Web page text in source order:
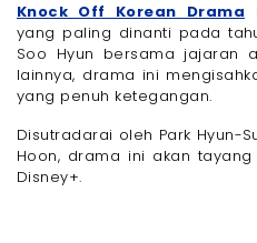
Knock Off Korean Drama
yang paling dinanti pada
Soo Hyun bersama jajaran
lainnya, drama ini
yang penuh ketegangan.
Disutradarai oleh Park Hyun-
Hoon, drama ini akan
Disney+.